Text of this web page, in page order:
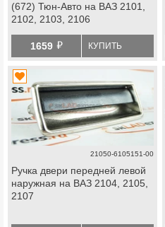
(672) Тюн-Авто на ВАЗ 2101,
2102, 2103, 2106
1659 й КУПИТЬ
21050-6105151-00
Ручка двери передней левой
наружная на ВАЗ 2104, 2105,
2107